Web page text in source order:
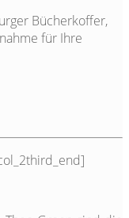
Bücherkoffer,
für Ihre